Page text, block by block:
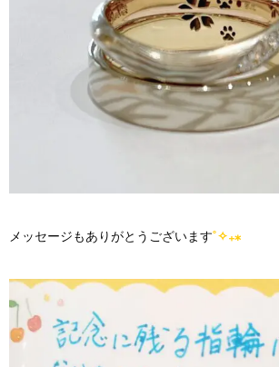
メッセージもありがとうございます˚✧₊⁎